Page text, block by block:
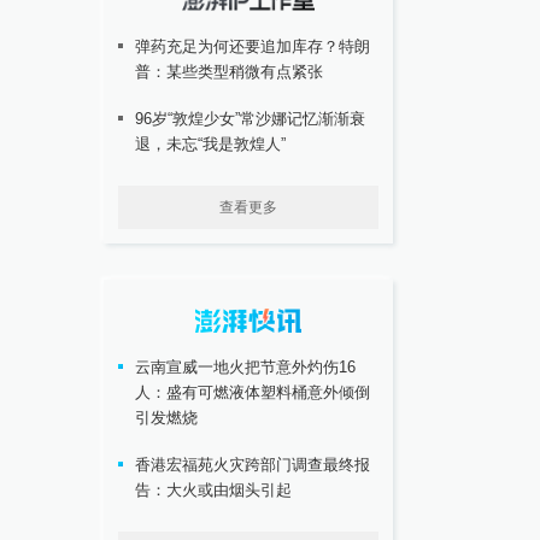
弹药充足为何还要追加库存？特朗
普：某些类型稍微有点紧张
96岁“敦煌少女”常沙娜记忆渐渐衰
退，未忘“我是敦煌人”
查看更多
云南宣威一地火把节意外灼伤16
人：盛有可燃液体塑料桶意外倾倒
引发燃烧
香港宏福苑火灾跨部门调查最终报
告：大火或由烟头引起